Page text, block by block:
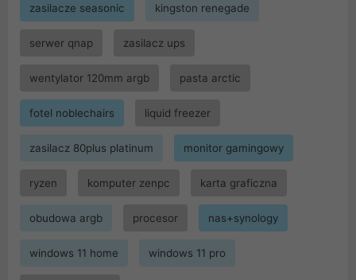
zasilacze seasonic kingston renegade
serwer qnap zasilacz ups
wentylator 120mm argb pasta arctic
fotel noblechairs liquid freezer
zasilacz 80plus platinum monitor gamingowy
ryzen komputer zenpc karta graficzna
obudowa argb procesor nas+synology
windows 11 home windows 11 pro